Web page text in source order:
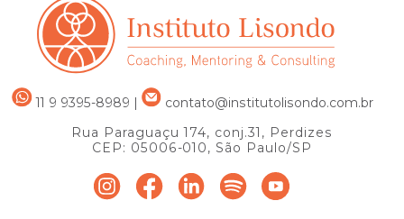
11 9 9395-8989 contato@institutolisondo.com.br
Rua Paraguaçu 174, conj.31, Perdizes
CEP: 05006-010, São Paulo/SP